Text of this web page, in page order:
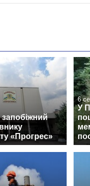
«Прогрес»
6
У